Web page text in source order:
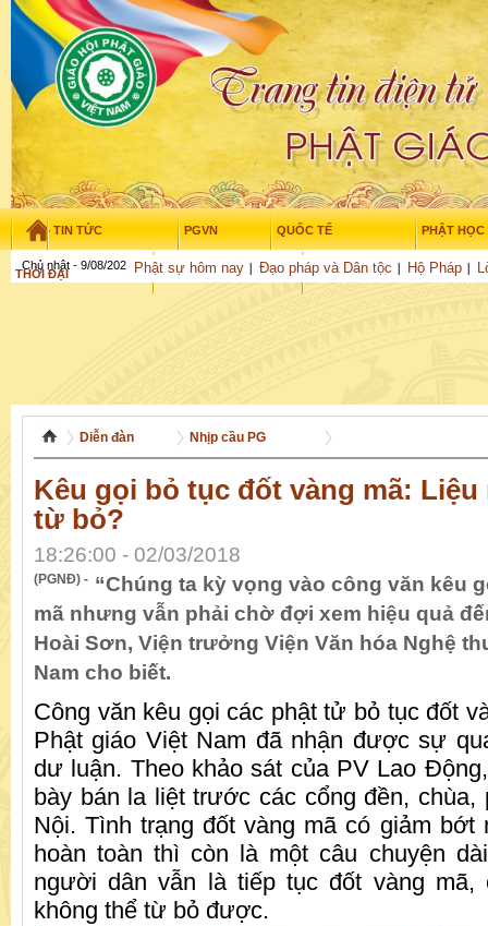
TIN TỨC PGVN QUỐC TẾ PHẬT HỌC
Phật sự hôm nay Đạo pháp và Dân tộc Hộ Pháp
THỜI ĐẠI TUỔI TRẺ NGHIÊN CỨU
Chủ nhật - 9/08/2026 – 08 24:09
Diễn đàn Nhịp cầu PG
Kêu gọi bỏ tục đốt vàng mã:
từ bỏ?
18:26:00 - 02/03/2018
(PGNĐ) - “Chúng ta kỳ vọng vào công văn kêu
mã nhưng vẫn phải chờ đợi xem hiệu quả
Hoài Sơn, Viện trưởng Viện Văn hóa Nghệ
Nam cho biết.
Công văn kêu gọi các phật tử bỏ tục đốt
Phật giáo Việt Nam đã nhận được sự
dư luận. Theo khảo sát của PV Lao
bày bán la liệt trước các cổng đền, chùa,
Nội. Tình trạng đốt vàng mã có giảm bớt
hoàn toàn thì còn là một câu chuyện
người dân vẫn là tiếp tục đốt vàng
không thể từ bỏ được.